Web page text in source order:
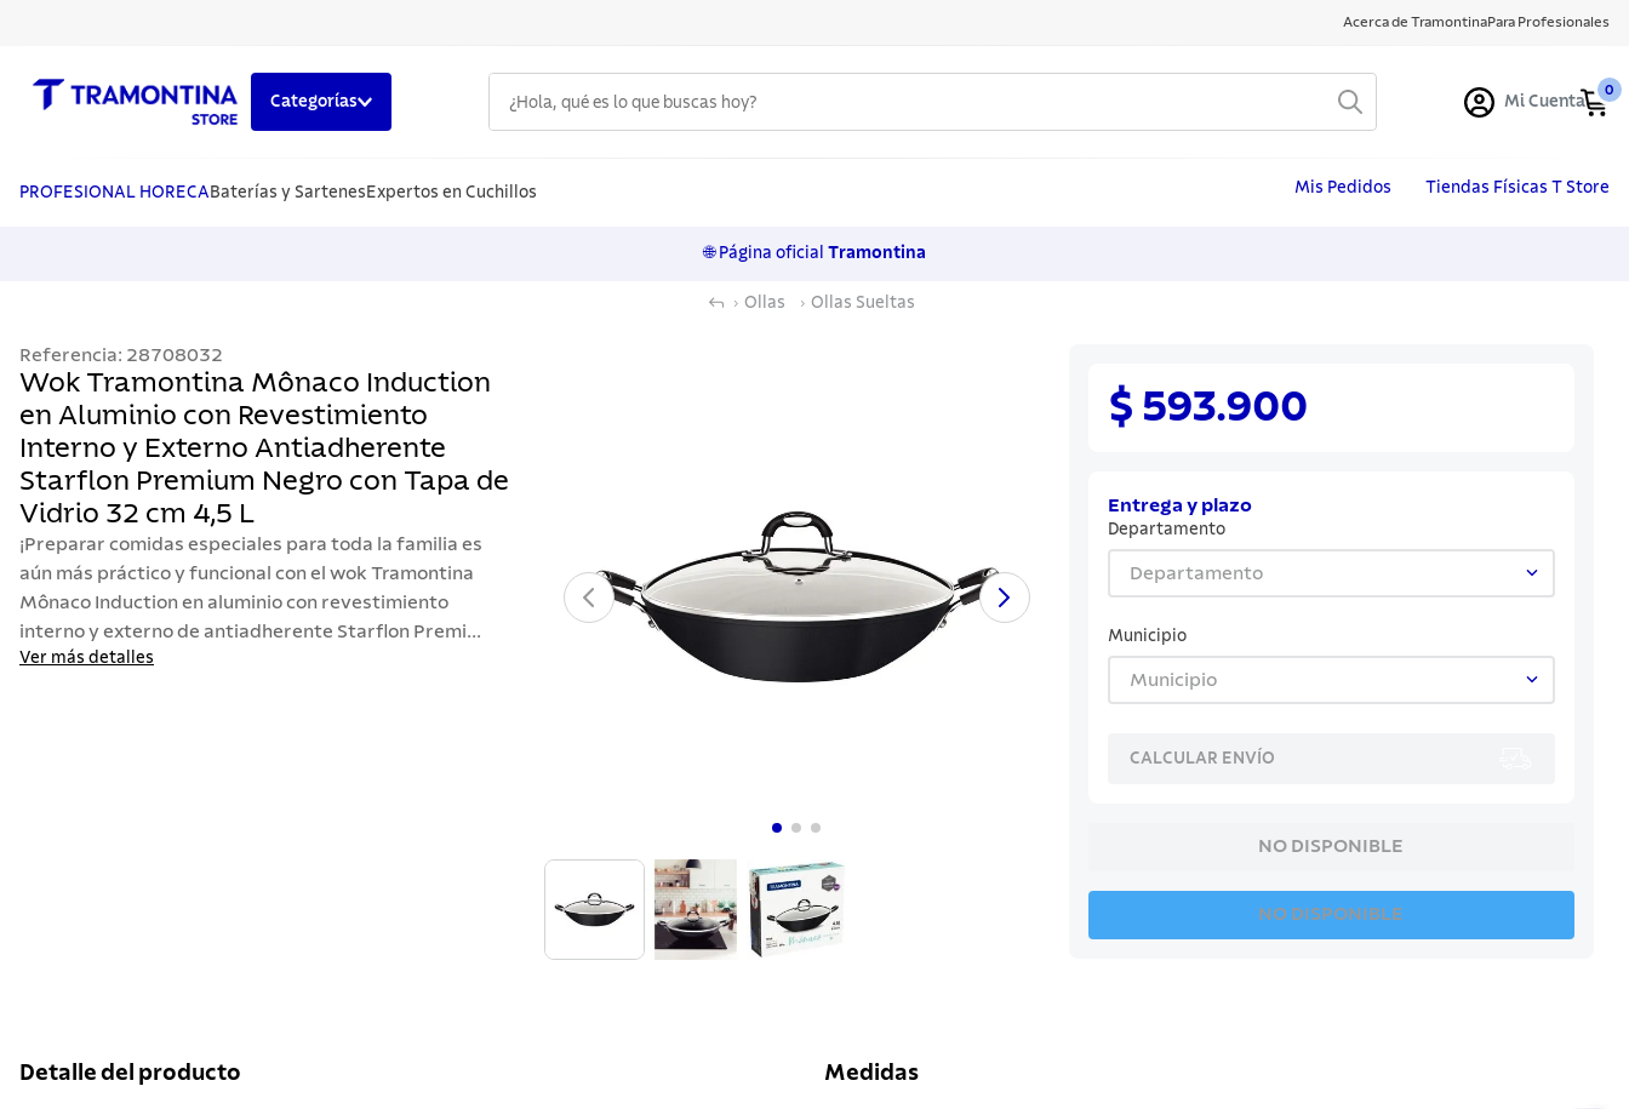
Acerca de TramontinaPara Profesionales
Categorías Mi Cuenta
0
PROFESIONAL HORECA Baterías y Sartenes Expertos en Cuchillos Mis Pedidos Tiendas Físicas T Store
🌐 Página oficial Tramontina
Ollas Ollas Sueltas
Referencia: 28708032
Wok Tramontina Mônaco Induction
en Aluminio con Revestimiento
Interno y Externo Antiadherente
Starflon Premium Negro con Tapa de
Vidrio 32 cm 4,5 L
¡Preparar comidas especiales para toda la familia es
aún más práctico y funcional con el wok Tramontina
Mônaco Induction en aluminio con revestimiento
interno y externo de antiadherente Starflon Premi...
Ver más detalles
$ 593.900
Entrega y plazo
Departamento
Departamento
Municipio
Municipio
CALCULAR ENVÍO
NO DISPONIBLE
NO DISPONIBLE
Detalle del producto Medidas
1.
cuchillos
5 . lavaplatos